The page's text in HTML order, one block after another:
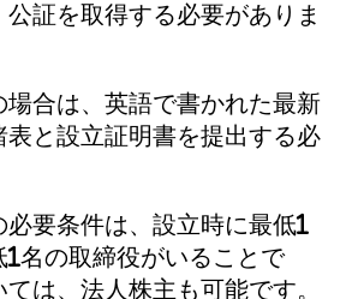
証を取得する必要がありま
場合は、英語で書かれた最新
表と設立証明書を提出する必
要条件は、設立時に最低1
1名の取締役がいることで
は、法人株主も可能です。